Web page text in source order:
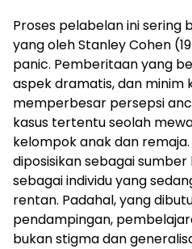
Proses pelabelan ini sering
yang oleh Stanley Cohen
panic. Pemberitaan yang
aspek dramatis, dan minim
memperbesar persepsi
kasus tertentu seolah
kelompok anak dan
diposisikan sebagai
sebagai individu yang
rentan. Padahal, yang
pendampingan,
bukan stigma dan